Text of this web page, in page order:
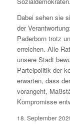
Dabei sehen sie
der
Paderborn trotz
erreichen. Alle
unsere Stadt
Parteipolitik der
erwarten, dass
vorangeht,
Kompromisse
18. September